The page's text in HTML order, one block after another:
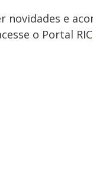
novidades e
o Portal ​RIC